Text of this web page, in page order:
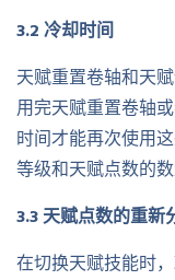
3.2 冷却时间
天赋重置卷轴和天
用完天赋重置卷轴
时间才能再次使用
等级和天赋点数的数
3.3 天赋点数的重新
在切换天赋技能时